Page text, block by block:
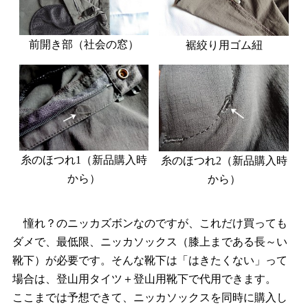
前開き部（社会の窓） 裾絞り用ゴム紐
糸のほつれ1（新品購入時
から）
糸のほつれ2（新品購入時
から）
憧れ？のニッカズボンなのですが、これだけ買っても
ダメで、最低限、ニッカソックス（膝上まである長～い
靴下）が必要です。そんな靴下は「はきたくない」って
場合は、登山用タイツ＋登山用靴下で代用できます。
ここまでは予想できて、ニッカソックスを同時に購入し